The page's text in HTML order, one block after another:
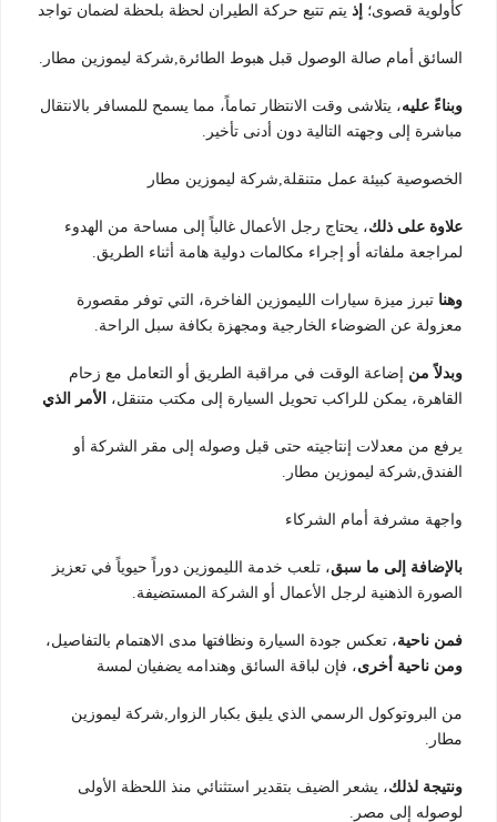
كأولوية قصوى؛ إذ يتم تتبع حركة الطيران لحظة بلحظة لضمان تواجد
السائق أمام صالة الوصول قبل هبوط الطائرة,شركة ليموزين مطار.
وبناءً عليه، يتلاشى وقت الانتظار تماماً، مما يسمح للمسافر بالانتقال
مباشرة إلى وجهته التالية دون أدنى تأخير.
الخصوصية كبيئة عمل متنقلة,شركة ليموزين مطار
علاوة على ذلك، يحتاج رجل الأعمال غالباً إلى مساحة من الهدوء
لمراجعة ملفاته أو إجراء مكالمات دولية هامة أثناء الطريق.
وهنا تبرز ميزة سيارات الليموزين الفاخرة، التي توفر مقصورة
معزولة عن الضوضاء الخارجية ومجهزة بكافة سبل الراحة.
وبدلاً من إضاعة الوقت في مراقبة الطريق أو التعامل مع زحام
القاهرة، يمكن للراكب تحويل السيارة إلى مكتب متنقل، الأمر الذي
يرفع من معدلات إنتاجيته حتى قبل وصوله إلى مقر الشركة أو
الفندق,شركة ليموزين مطار.
واجهة مشرفة أمام الشركاء
بالإضافة إلى ما سبق، تلعب خدمة الليموزين دوراً حيوياً في تعزيز
الصورة الذهنية لرجل الأعمال أو الشركة المستضيفة.
فمن ناحية، تعكس جودة السيارة ونظافتها مدى الاهتمام بالتفاصيل،
ومن ناحية أخرى، فإن لباقة السائق وهندامه يضفيان لمسة
من البروتوكول الرسمي الذي يليق بكبار الزوار,شركة ليموزين
مطار.
ونتيجة لذلك، يشعر الضيف بتقدير استثنائي منذ اللحظة الأولى
لوصوله إلى مصر.